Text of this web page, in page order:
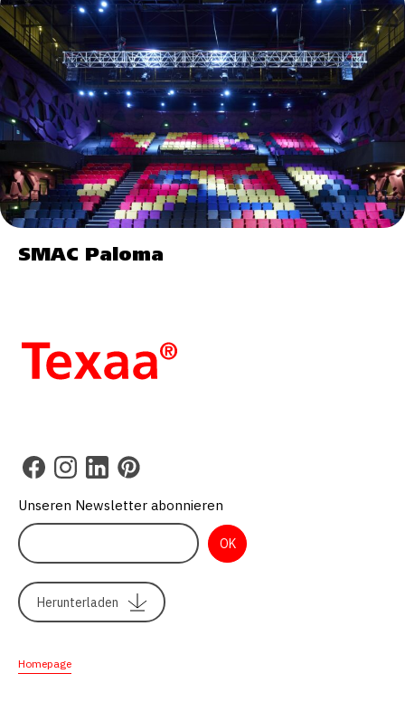
SMAC Paloma
Unseren Newsletter abonnieren
Herunterladen
Homepage